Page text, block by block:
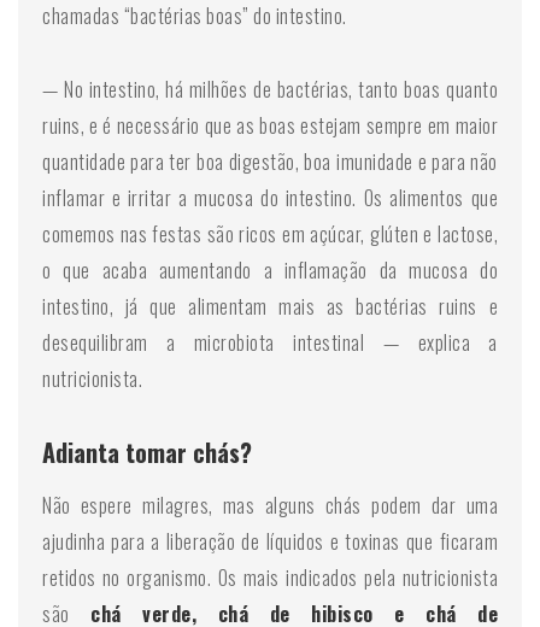
chamadas “bactérias boas” do intestino.
— No intestino, há milhões de bactérias, tanto boas quanto
ruins, e é necessário que as boas estejam sempre em maior
quantidade para ter boa digestão, boa imunidade e para não
inflamar e irritar a mucosa do intestino. Os alimentos que
comemos nas festas são ricos em açúcar, glúten e lactose,
o que acaba aumentando a inflamação da mucosa do
intestino, já que alimentam mais as bactérias ruins e
desequilibram a microbiota intestinal — explica a
nutricionista.
Adianta tomar chás?
Não espere milagres, mas alguns chás podem dar uma
ajudinha para a liberação de líquidos e toxinas que ficaram
retidos no organismo. Os mais indicados pela nutricionista
são chá verde, chá de hibisco e chá de